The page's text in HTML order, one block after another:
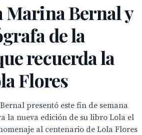
Marina Bernal y
de la
recuerda la
Flores
presentó este fin de semana
la nueva edición de su libro Lola el
al centenario de Lola Flores